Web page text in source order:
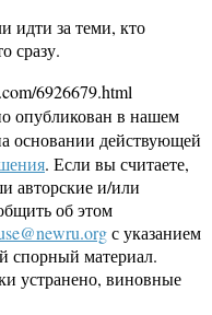
идти за теми, кто
сразу.
6926679.html
опубликован в нашем
основании действующей
. Если вы считаете,
авторские и/или
об этом
с указанием
спорный материал.
устранено, виновные